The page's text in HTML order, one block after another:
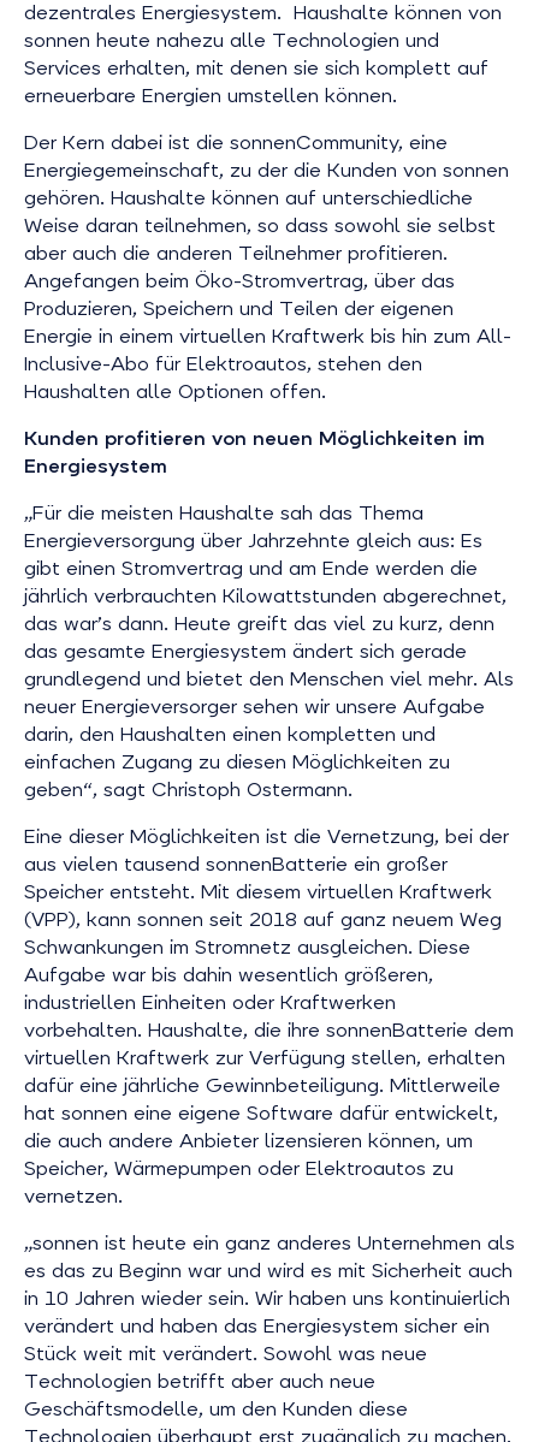
dezentrales Energiesystem. Haushalte können von
sonnen heute nahezu alle Technologien und
Services erhalten, mit denen sie sich komplett auf
erneuerbare Energien umstellen können.
Der Kern dabei ist die sonnenCommunity, eine
Energiegemeinschaft, zu der die Kunden von sonnen
gehören. Haushalte können auf unterschiedliche
Weise daran teilnehmen, so dass sowohl sie selbst
aber auch die anderen Teilnehmer profitieren.
Angefangen beim Öko-Stromvertrag, über das
Produzieren, Speichern und Teilen der eigenen
Energie in einem virtuellen Kraftwerk bis hin zum All-
Inclusive-Abo für Elektroautos, stehen den
Haushalten alle Optionen offen.
Kunden profitieren von neuen Möglichkeiten im
Energiesystem
„Für die meisten Haushalte sah das Thema
Energieversorgung über Jahrzehnte gleich aus: Es
gibt einen Stromvertrag und am Ende werden die
jährlich verbrauchten Kilowattstunden abgerechnet,
das war’s dann. Heute greift das viel zu kurz, denn
das gesamte Energiesystem ändert sich gerade
grundlegend und bietet den Menschen viel mehr. Als
neuer Energieversorger sehen wir unsere Aufgabe
darin, den Haushalten einen kompletten und
einfachen Zugang zu diesen Möglichkeiten zu
geben“, sagt Christoph Ostermann.
Eine dieser Möglichkeiten ist die Vernetzung, bei der
aus vielen tausend sonnenBatterie ein großer
Speicher entsteht. Mit diesem virtuellen Kraftwerk
(VPP), kann sonnen seit 2018 auf ganz neuem Weg
Schwankungen im Stromnetz ausgleichen. Diese
Aufgabe war bis dahin wesentlich größeren,
industriellen Einheiten oder Kraftwerken
vorbehalten. Haushalte, die ihre sonnenBatterie dem
virtuellen Kraftwerk zur Verfügung stellen, erhalten
dafür eine jährliche Gewinnbeteiligung. Mittlerweile
hat sonnen eine eigene Software dafür entwickelt,
die auch andere Anbieter lizensieren können, um
Speicher, Wärmepumpen oder Elektroautos zu
vernetzen.
„sonnen ist heute ein ganz anderes Unternehmen als
es das zu Beginn war und wird es mit Sicherheit auch
in 10 Jahren wieder sein. Wir haben uns kontinuierlich
verändert und haben das Energiesystem sicher ein
Stück weit mit verändert. Sowohl was neue
Technologien betrifft aber auch neue
Geschäftsmodelle, um den Kunden diese
Technologien überhaupt erst zugänglich zu machen.